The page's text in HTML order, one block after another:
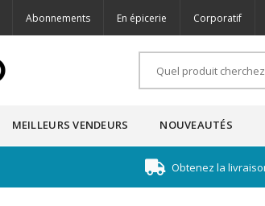
Abonnements En épicerie Corporatif
MEILLEURS VENDEURS NOUVEAUTÉS
Obtenez la